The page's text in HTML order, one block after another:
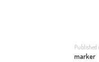
Published
marker